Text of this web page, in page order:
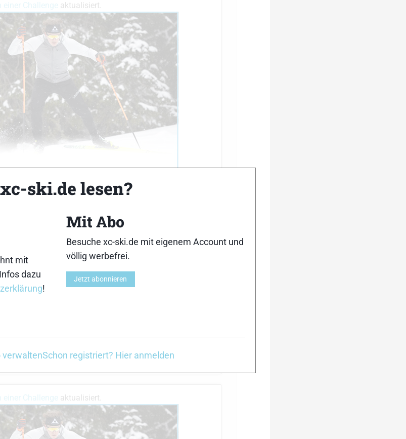
einer Challenge aktualisiert.
einer Challenge aktualisiert.
ski.de lesen?
mit
dazu
!
Mit Abo
Besuche xc-ski.de mit eigenem Account und
völlig werbefrei.
Jetzt abonnieren
verwaltenSchon registriert? Hier anmelden